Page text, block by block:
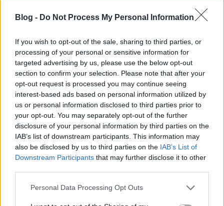
Blog - Do Not Process My Personal Information
If you wish to opt-out of the sale, sharing to third parties, or
processing of your personal or sensitive information for
targeted advertising by us, please use the below opt-out
section to confirm your selection. Please note that after your
opt-out request is processed you may continue seeing
interest-based ads based on personal information utilized by
us or personal information disclosed to third parties prior to
your opt-out. You may separately opt-out of the further
disclosure of your personal information by third parties on the
IAB’s list of downstream participants. This information may
also be disclosed by us to third parties on the IAB’s List of
Downstream Participants that may further disclose it to other
Please note that this website/app uses one or more Google
Personal Data Processing Opt Outs
nehézkes